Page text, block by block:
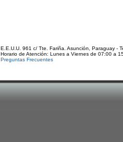
E.E.U.U. 961 c/ Tte. Fariña. Asunción, Paraguay -
Horario de Atención: Lunes a Viernes de 07:00 a
Preguntas Frecuentes